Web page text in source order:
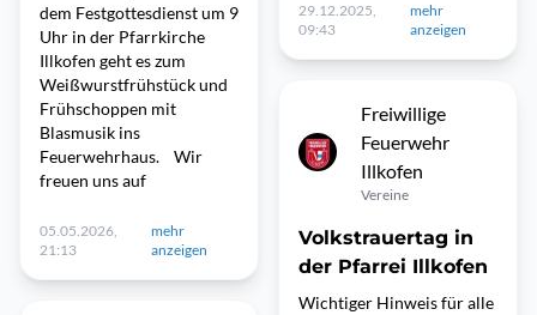
dem Festgottesdienst um 9
Uhr in der Pfarrkirche
Illkofen geht es zum
Weißwurstfrühstück und
Frühschoppen mit
Blasmusik ins
Feuerwehrhaus. Wir
freuen uns auf
05.05.2026,
21:13
mehr
anzeigen
29.12.2025,
09:43
mehr
anzeigen
Freiwillige
Feuerwehr
Illkofen
Vereine
Volkstrauertag in
der Pfarrei Illkofen
Wichtiger Hinweis für alle